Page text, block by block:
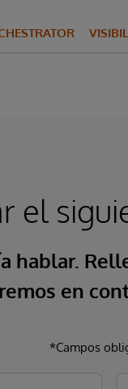
el
hablar.
en
*Campos